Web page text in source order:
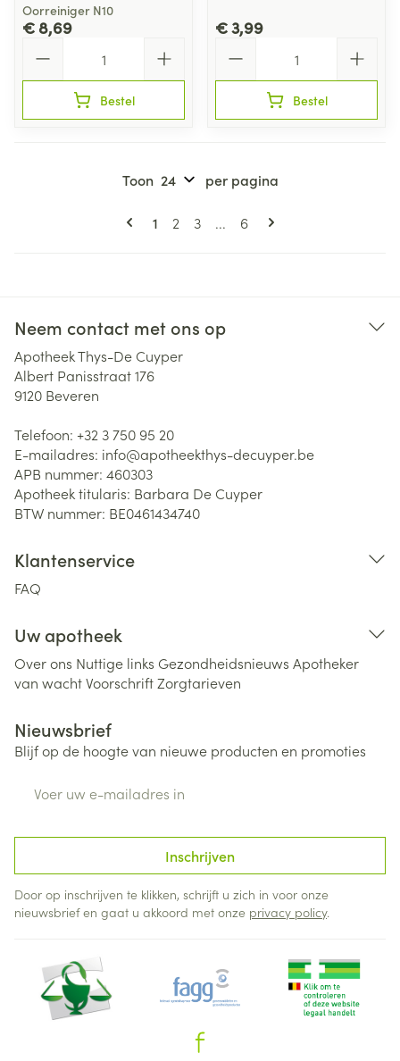
Oorreiniger N10
€ 8,69
Bestel
€ 3,99
Bestel
Pagina's
U lees momenteel pagina
1 Pagina
2 Pagina
3 ... Pagina
6
Toon per pagina
Neem contact met ons op
Apotheek Thys-De Cuyper
Albert Panisstraat 176
9120 Beveren
Telefoon: +32 3 750 95 20
E-mailadres: info@apotheekthys-decuyper.be
APB nummer: 460303
Apotheek titularis: Barbara De Cuyper
BTW nummer: BE0461434740
Klantenservice
FAQ
Uw apotheek
Over ons Nuttige links Gezondheidsnieuws Apotheker
van wachtVoorschriftZorgtarieven
Nieuwsbrief
Blijf op de hoogte van nieuwe producten en promoties
Inschrijven
Door op inschrijven te klikken, schrijft u zich in voor onze
nieuwsbrief en gaat u akkoord met onze privacy policy.